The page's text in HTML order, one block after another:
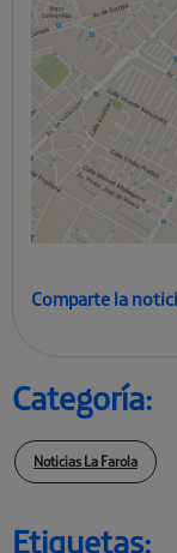
Comparte la
Categoría:
Noticias La Farola
Etiquetas: